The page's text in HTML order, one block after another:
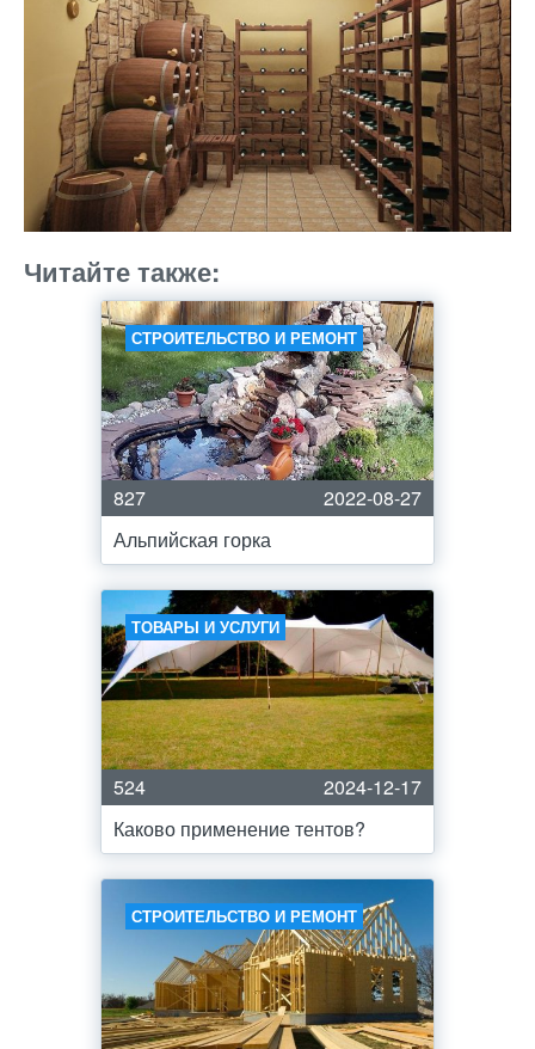
Читайте также:
СТРОИТЕЛЬСТВО И РЕМОНТ
827
2022-08-27
Альпийская горка
ТОВАРЫ И УСЛУГИ
524
2024-12-17
Каково применение тентов?
СТРОИТЕЛЬСТВО И РЕМОНТ